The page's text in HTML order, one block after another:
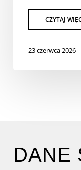
23 czerwca 2026
DANE